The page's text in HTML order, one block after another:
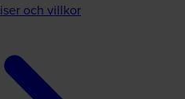
och villkor